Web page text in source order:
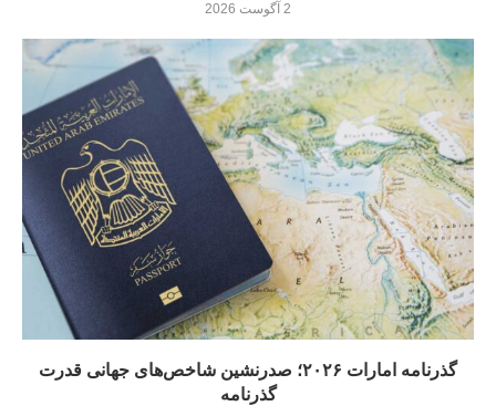
2 آگوست 2026
گذرنامه امارات ۲۰۲۶؛ صدرنشین شاخص‌های جهانی قدرت
گذرنامه